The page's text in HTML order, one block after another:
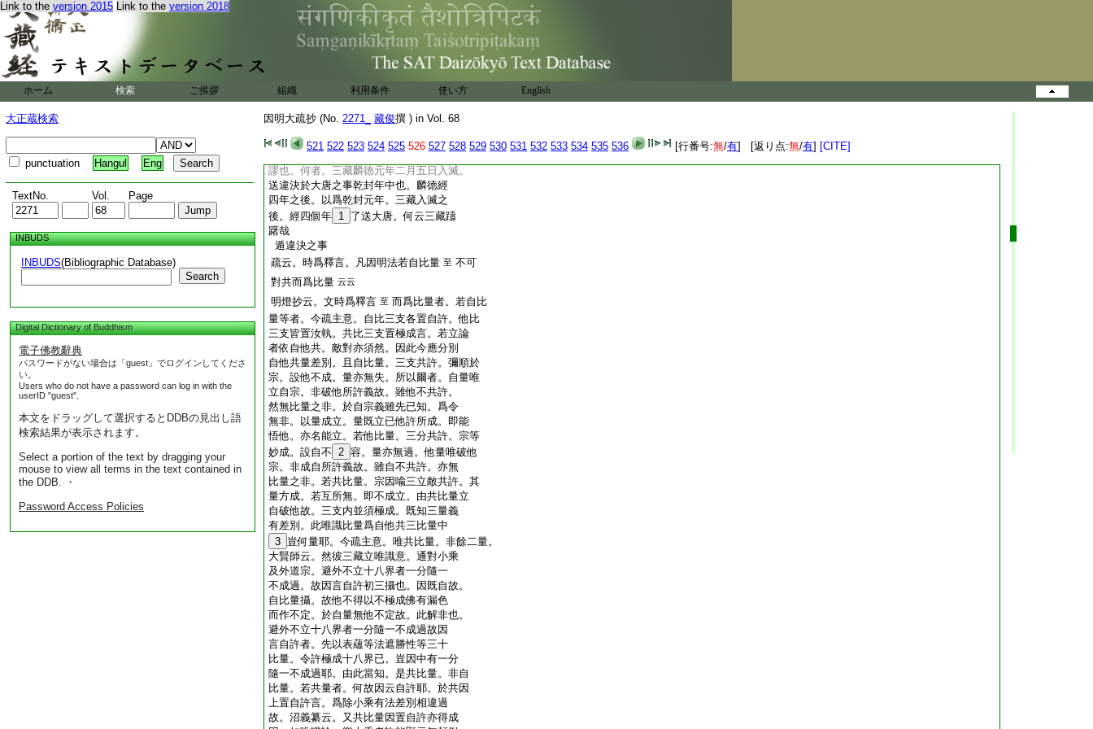
Link to the version 2015 Link to the version 2018
ホーム 検索 ご挨拶 組織 利用条件 使い方 English
大正蔵検索
punctuation Hangul Eng
TextNo. Vol. Page
INBUDS
INBUDS(Bibliographic Database)
Search
Digital Dictionary of Buddhism
電子佛教辭典
パスワードがない場合は「guest」でログインしてくださ
い。
Users who do not have a password can log in with the
userID "guest".
本文をドラッグして選択するとDDBの見出し語
検索結果が表示されます。
Select a portion of the text by dragging your
mouse to view all terms in the text contained in
the DDB. ・
Password Access Policies
因明大疏抄 (No. 2271_ 藏俊撰 ) in Vol. 68
521 522 523 524 525 526 527 528 529 530 531 532 533 534 535 536 [行番号:無/有] [返り点:無/有] [CITE]
年。傳彼本國元曉師作相違決定來
至此國云。眞故極成。色定離於眼識。因喩
同此。三藏于時躊躇未釋 云云 何以得知本
20 論。今謂此因勞而無
功。由須自許言更致敵量故。謂彼小乘
立比量言。眞故極成色定離於眼識。自許
初三攝眼識不攝故。猶如眼根○ 云云 既言
今謂。述其比量。故知彼師所製量也 云云
相違決定作者并由來。依諸文記之。抑
謬也。何者。三藏麟徳元年二月五日入滅。
送違決於大唐之事乾封年中也。麟徳經
四年之後。以爲乾封元年。三藏入滅之
後。經四個年 1 了送大唐。何云三藏躊
躇哉
遁違決之事
疏云。時爲釋言。凡因明法若自比量 至 不可
對共而爲比量 云云
明燈抄云。文時爲釋言 至 而爲比量者。若自比
量等者。今疏主意。自比三支各置自許。他比
三支皆置汝執。共比三支置極成言。若立論
者依自他共。敵對亦須然。因此今應分別
自他共量差別。且自比量。三支共許。彌順於
宗。設他不成。量亦無失。所以爾者。自量唯
立自宗。非破他所許義故。雖他不共許。
然無比量之非。於自宗義雖先已知。爲令
無非。以量成立。量既立已他許所成。即能
悟他。亦名能立。若他比量。三分共許。宗等
妙成。設自不 2 容。量亦無過。他量唯破他
宗。非成自所許義故。雖自不共許。亦無
比量之非。若共比量。宗因喩三立敵共許。其
量方成。若互所無。即不成立。由共比量立
自破他故。三支内並須極成。既知三量義
有差別。此唯識比量爲自他共三比量中
3 豈何量耶。今疏主意。唯共比量。非餘二量。
大賢師云。然彼三藏立唯識意。通對小乘
及外道宗。避外不立十八界者一分隨一
不成過。故因言自許初三攝也。因既自故。
自比量攝。故他不得以不極成佛有漏色
而作不定。於自量無他不定故。此解非也。
避外不立十八界者一分隨一不成過故因
言自許者。先以表蘊等法遮勝性等三十
比量。令許極成十八界已。豈因中有一分
隨一不成過耶。由此當知。是共比量。非自
比量。若共量者。何故因云自許耶。於共因
上置自許言。爲除小乘有法差別相違過
故。沼義纂云。又共比量因置自許亦得成